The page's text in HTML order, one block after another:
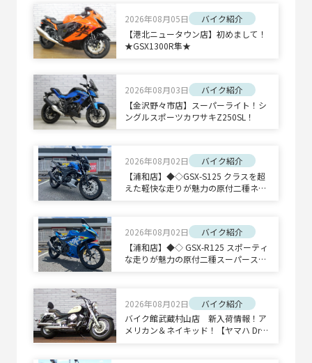
2026年08月05日
バイク紹介
【港北ニュータウン店】初めまして！
★GSX1300R隼★
2026年08月03日
バイク紹介
【金沢野々市店】スーパーライト！シ
ングルスポーツカワサキZ250SL！
2026年08月02日
バイク紹介
【浦和店】◆◇GSX-S125 クラスを超
えた軽快な走りが魅力の原付二種ネイ
2026年08月02日
バイク紹介
【浦和店】◆◇ GSX-R125 スポーティ
な走りが魅力の原付二種スーパースポ
2026年08月02日
バイク紹介
バイク館武蔵村山店 新入荷情報！ア
メリカン＆ネイキッド！【ヤマハ Drag